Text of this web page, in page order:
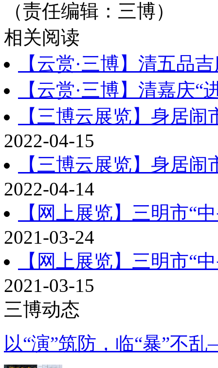
（责任编辑：三博）
相关阅读
【云赏·三博】清五品
【云赏·三博】清嘉庆“
【三博云展览】身居
2022-04-15
【三博云展览】身居
2022-04-14
【网上展览】三明市
2021-03-24
【网上展览】三明市
2021-03-15
三博动态
以“演”筑防，临“暴”不